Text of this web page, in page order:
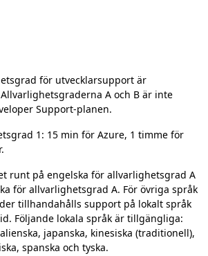
för utvecklarsupport är
A och B är inte
Support-planen.
1: 15 min för Azure, 1 timme för
runt på engelska för allvarlighetsgrad A
för allvarlighetsgrad A. För övriga språk
tillhandahålls support på lokalt språk
Följande lokala språk är tillgängliga:
japanska, kinesiska (traditionell),
spanska och tyska.